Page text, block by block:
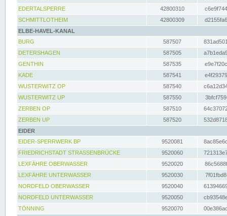
EDERTALSPERRE
42800310
SCHMITTLOTHEIM
42800309
ELBE-HAVEL-KANAL
BURG
587507
DETERSHAGEN
587505
GENTHIN
587535
KADE
587541
WUSTERWITZ OP
587540
WUSTERWITZ UP
587550
ZERBEN OP
587510
ZERBEN UP
587520
EIDER
EIDER-SPERRWERK BP
9520081
FRIEDRICHSTADT STRASSENBRÜCKE
9520060
LEXFÄHRE OBERWASSER
9520020
LEXFÄHRE UNTERWASSER
9520030
NORDFELD OBERWASSER
9520040
NORDFELD UNTERWASSER
9520050
TÖNNING
9520070